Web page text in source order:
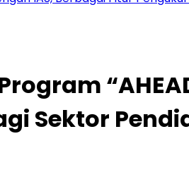
Sektor